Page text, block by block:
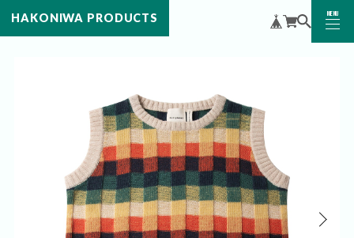
HAKONIWA PRODUCTS MENU
CLOSE